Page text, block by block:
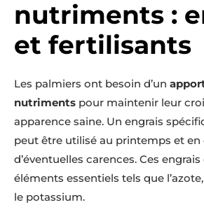
nutriments :
et fertilisants
Les palmiers ont besoin d’un
nutriments pour maintenir leur
apparence saine. Un engrais
peut être utilisé au printemps et en
d’éventuelles carences. Ces
éléments essentiels tels que
le potassium.